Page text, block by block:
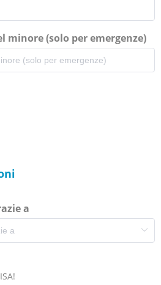
minore (solo per emergenze)
a